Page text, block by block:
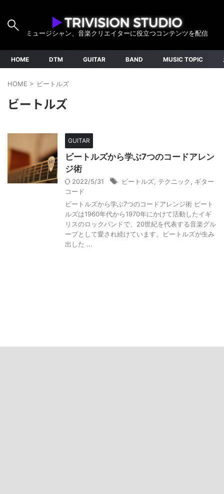
ミュージシャン、音楽クリエイターに役立つコンテンツを配信
HOME DTM GUITAR BAND MUSIC TOPIC
HOME > ビートルズ
ビートルズ
GUITAR
ビートルズから学ぶ7つのコードアレン
ジ術
2022/5/31 ビートルズ テクニック
ギター
コード
ビートルズから学ぶ7つのコードアレンジ術 ビート
ルズは1960年代から1970年にかけて活動したイギ
リスのロックバンドで、20世紀を代表する音楽グル
ープとして愛され続けています。ビートルズが生み
出した ...